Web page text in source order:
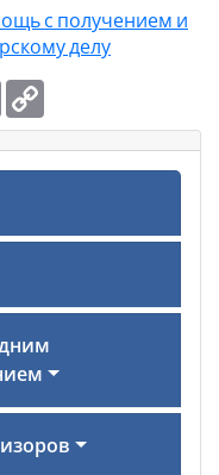
с получением и
делу
Email